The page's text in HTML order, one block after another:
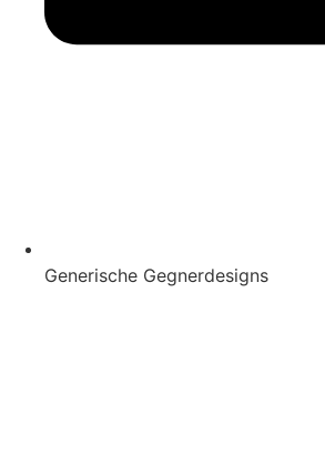
Generische Gegnerdesigns